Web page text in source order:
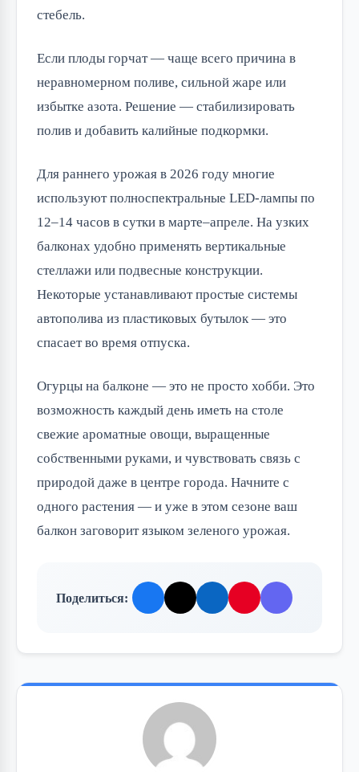
стебель.
Если плоды горчат — чаще всего причина в
неравномерном поливе, сильной жаре или
избытке азота. Решение — стабилизировать
полив и добавить калийные подкормки.
Для раннего урожая в 2026 году многие
используют полноспектральные LED-лампы по
12–14 часов в сутки в марте–апреле. На узких
балконах удобно применять вертикальные
стеллажи или подвесные конструкции.
Некоторые устанавливают простые системы
автополива из пластиковых бутылок — это
спасает во время отпуска.
Огурцы на балконе — это не просто хобби. Это
возможность каждый день иметь на столе
свежие ароматные овощи, выращенные
собственными руками, и чувствовать связь с
природой даже в центре города. Начните с
одного растения — и уже в этом сезоне ваш
балкон заговорит языком зеленого урожая.
Поделиться: